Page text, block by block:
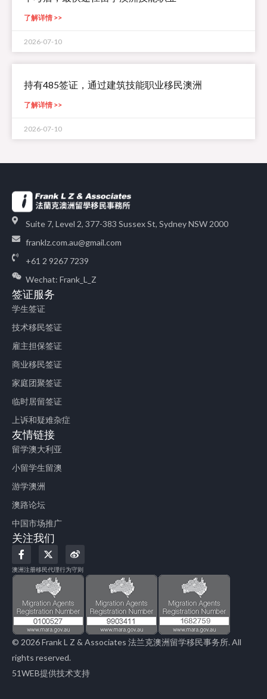
了解详情 >>
2026-07-10
持有485签证，通过建筑技能职业移民澳洲
了解详情 >>
2026-07-10
Suite 7, Level 2, 377-383 Sussex St, Sydney NSW 2000
franklz.com.au@gmail.com
+61 2 9267 7239
Wechat: Frank_L_Z
签证服务
学生签证
技术移民签证
雇主担保签证
商业移民签证
家庭团聚签证
临时居留签证
上诉和疑难杂症
友情链接
留学澳大利亚
小留学生留澳
游学澳洲
澳路论坛
中国市场推广
关注我们
F
a
c
e
o
k
-
f
X
-
t
w
i
t
t
e
r
W
e
i
b
澳洲注册移民代理行为守则
© 2026 Frank L Z & Associates 法兰克澳洲留学移民事务所. All
rights reserved.
51WEB提供技术支持